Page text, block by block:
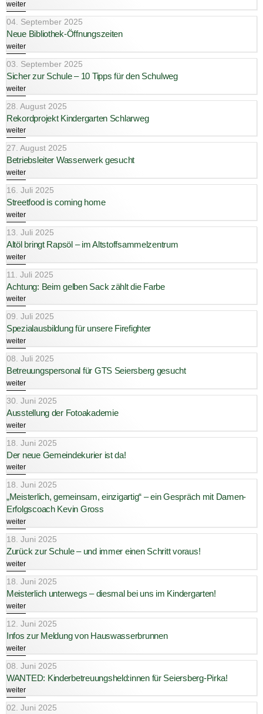
weiter
04. September 2025
Neue Bibliothek-Öffnungszeiten
weiter
03. September 2025
Sicher zur Schule – 10 Tipps für den Schulweg
weiter
28. August 2025
Rekordprojekt Kindergarten Schlarweg
weiter
27. August 2025
Betriebsleiter Wasserwerk gesucht
weiter
16. Juli 2025
Streetfood is coming home
weiter
13. Juli 2025
Altöl bringt Rapsöl – im Altstoffsammelzentrum
weiter
11. Juli 2025
Achtung: Beim gelben Sack zählt die Farbe
weiter
09. Juli 2025
Spezialausbildung für unsere Firefighter
weiter
08. Juli 2025
Betreuungspersonal für GTS Seiersberg gesucht
weiter
30. Juni 2025
Ausstellung der Fotoakademie
weiter
18. Juni 2025
Der neue Gemeindekurier ist da!
weiter
18. Juni 2025
„Meisterlich, gemeinsam, einzigartig“ – ein Gespräch mit Damen-
Erfolgscoach Kevin Gross
weiter
18. Juni 2025
Zurück zur Schule – und immer einen Schritt voraus!
weiter
18. Juni 2025
Meisterlich unterwegs – diesmal bei uns im Kindergarten!
weiter
12. Juni 2025
Infos zur Meldung von Hauswasserbrunnen
weiter
08. Juni 2025
WANTED: Kinderbetreuungsheld:innen für Seiersberg-Pirka!
weiter
02. Juni 2025